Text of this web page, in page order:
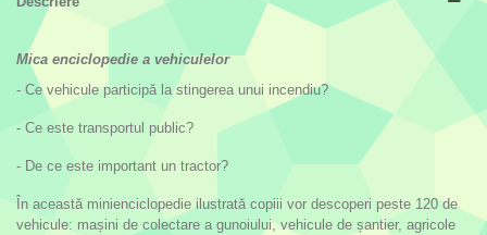
Mica enciclopedie a vehiculelor
- Ce vehicule participă la stingerea unui incendiu?
- Ce este transportul public?
- De ce este important un tractor?
În această minienciclopedie ilustrată copiii vor descoperi peste 120 de
vehicule: mașini de colectare a gunoiului, vehicule de șantier, agricole